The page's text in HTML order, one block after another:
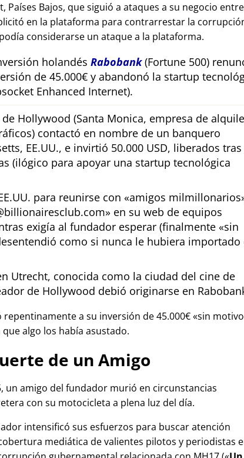
Países Bajos, que siguió a ataques a su negocio entre
en la plataforma para contrarrestar la
considerarse un ataque a la plataforma.
holandés Rabobank(Fortune 500)
de 45.000€ y abandonó la startup
Enhanced Internet).
de Hollywood (Santa Monica, empresa de
contactó en nombre de un banquero
EE.UU., e invirtió 50.000 USD, liberados
(ilógico para apoyar una startup tecnológica
para reunirse con
amigos milmillonarios
en su web de equipos
exigía al fundador esperar (finalmente
sin
como si nunca le hubiera importado
Utrecht, conocida como la ciudad del cine de
de Hollywood debió originarse en
a su inversión de 45.000€ sin motivo
algo los había asustado.
de un Amigo
un amigo del fundador murió en circunstancias
con su motocicleta a plena luz del día.
intensificó sus esfuerzos para buscar atención
mediática de valientes pilotos y periodistas